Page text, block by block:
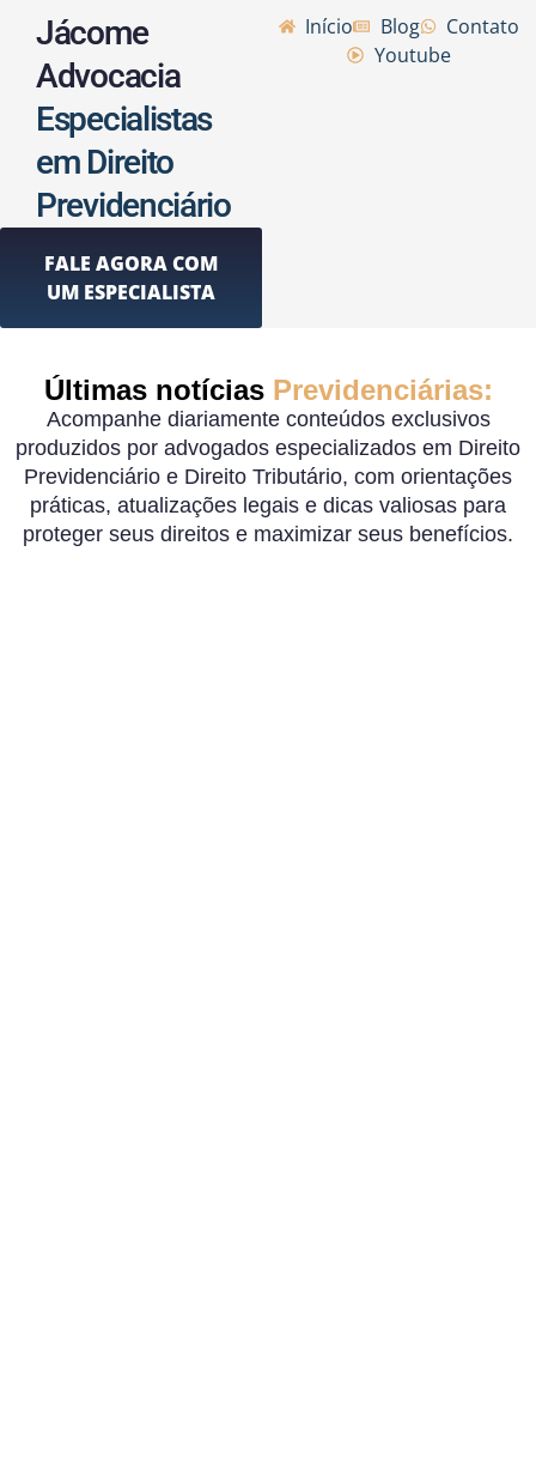
Jácome
Advocacia
Especialistas
em Direito
Previdenciário
FALE AGORA COM
UM ESPECIALISTA
Início Blog
Contato
Youtube
Últimas notícias Previdenciárias:
Acompanhe diariamente conteúdos exclusivos
produzidos por advogados especializados em Direito
Previdenciário e Direito Tributário, com orientações
práticas, atualizações legais e dicas valiosas para
proteger seus direitos e maximizar seus benefícios.